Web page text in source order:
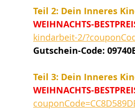
Teil 2: Dein Inneres
WEIHNACHTS-
kindarbeit-2/
Gutschein-Code:
Teil 3: Dein Inneres
WEIHNACHTS-